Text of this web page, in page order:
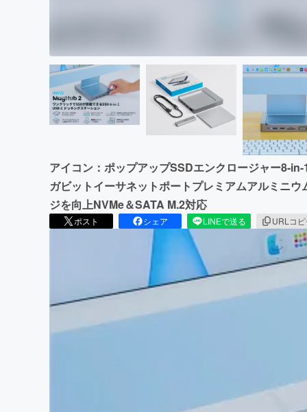
アイコン：ポップアップSSDエンクロージャー8-
ガビットイーサネットポートプレミアムアルミニ
ジを向上NVMe＆SATA M.2対応
ポスト シェア LINEで送る URLコ